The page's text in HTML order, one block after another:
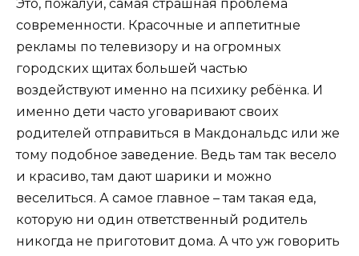
Это, пожалуй, самая страшная проблема
современности. Красочные и аппетитные
рекламы по телевизору и на огромных
городских щитах большей частью
воздействуют именно на психику ребёнка. И
именно дети часто уговаривают своих
родителей отправиться в Макдональдс или же
тому подобное заведение. Ведь там так весело
и красиво, там дают шарики и можно
веселиться. А самое главное – там такая еда,
которую ни один ответственный родитель
никогда не приготовит дома. А что уж говорить